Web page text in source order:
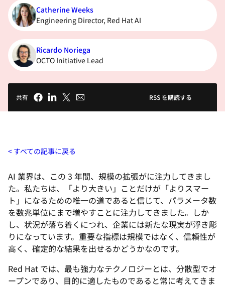
Catherine Weeks
Engineering Director, Red Hat AI
Ricardo Noriega
OCTO Initiative Lead
共有 RSS を購読する
すべての記事に戻る
AI 業界は、この 3 年間、規模の拡張がに注力してきまし
た。私たちは、「より大きい」ことだけが「よりスマー
ト」になるための唯一の道であると信じて、パラメータ数
を数兆単位にまで増やすことに注力してきました。しか
し、状況が落ち着くにつれ、企業には新たな現実が浮き彫
りになっています。重要な指標は規模ではなく、信頼性が
高く、確定的な結果を出せるかどうかなのです。
Red Hat では、最も強力なテクノロジーとは、分散型でオ
ープンであり、目的に適したものであると常に考えてきま